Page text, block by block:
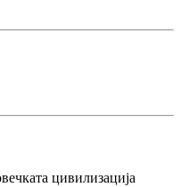
цивилизација